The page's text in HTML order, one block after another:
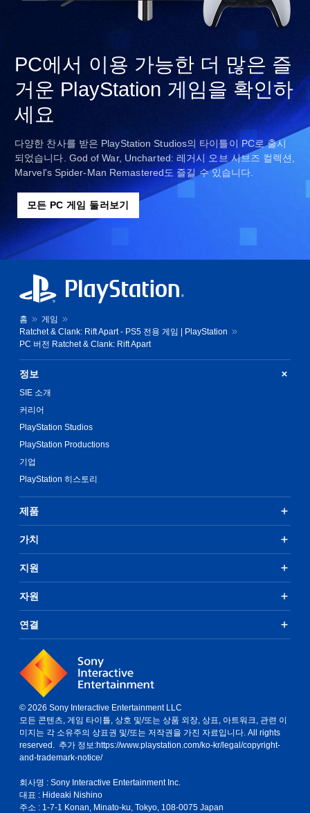
PC에서 이용 가능한 더 많은 즐
거운 PlayStation 게임을 확인하
세요
다양한 찬사를 받은 PlayStation Studios의 타이틀이 PC로 출시
되었습니다. God of War, Uncharted: 레거시 오브 시브즈 컬렉션,
Marvel's Spider-Man Remastered도 즐길 수 있습니다.
모든 PC 게임 둘러보기
홈
게임
Ratchet & Clank: Rift Apart - PS5 전용 게임 | PlayStation
PC 버전 Ratchet & Clank: Rift Apart
정보
SIE 소개
커리어
PlayStation Studios
PlayStation Productions
기업
PlayStation 히스토리
제품
가치
지원
자원
연결
© 2026 Sony Interactive Entertainment LLC
모든 콘텐츠, 게임 타이틀, 상호 및/또는 상품 외장, 상표, 아트워크, 관련 이
미지는 각 소유주의 상표권 및/또는 저작권을 가진 자료입니다. All rights
reserved. 추가 정보:https://www.playstation.com/ko-kr/legal/copyright-
and-trademark-notice/
회사명 : Sony Interactive Entertainment Inc.
대표 : Hideaki Nishino
주소 : 1-7-1 Konan, Minato-ku, Tokyo, 108-0075 Japan